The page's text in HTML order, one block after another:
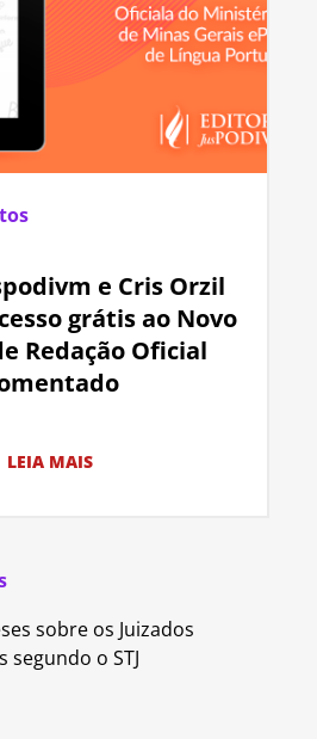
e Cris Orzil
grátis ao Novo
Redação Oficial
LEIA MAIS
sobre os Juizados
segundo o STJ